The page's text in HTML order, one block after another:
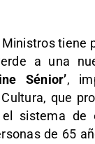
Ministros tiene
a una
Sénior’,
que
sistema de
de 65